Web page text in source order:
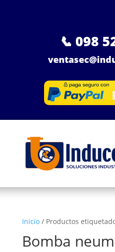
📞 098
Inicio/ Productos
Bomba